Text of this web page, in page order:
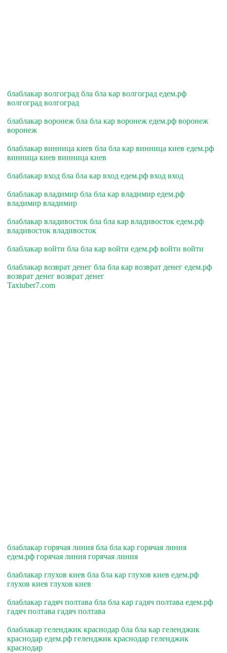
блаблакар волгоград бла бла кар волгоград едем.рф
волгоград волгоград
блаблакар воронеж бла бла кар воронеж едем.рф воронеж
воронеж
блаблакар винница киев бла бла кар винница киев едем.рф
винница киев винница киев
блаблакар вход бла бла кар вход едем.рф вход вход
блаблакар владимир бла бла кар владимир едем.рф
владимир владимир
блаблакар владивосток бла бла кар владивосток едем.рф
владивосток владивосток
блаблакар войти бла бла кар войти едем.рф войти войти
блаблакар возврат денег бла бла кар возврат денег едем.рф
возврат денег возврат денег
Taxiuber7.com
блаблакар горячая линия бла бла кар горячая линия
едем.рф горячая линия горячая линия
блаблакар глухов киев бла бла кар глухов киев едем.рф
глухов киев глухов киев
блаблакар гадяч полтава бла бла кар гадяч полтава едем.рф
гадяч полтава гадяч полтава
блаблакар геленджик краснодар бла бла кар геленджик
краснодар едем.рф геленджик краснодар геленджик
краснодар